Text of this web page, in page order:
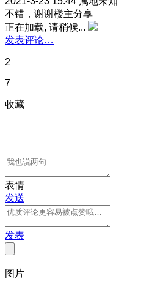
不错，谢谢楼主分享
正在加载, 请稍候...
发表评论…
2
7
收藏
表情
发送
发表
图片